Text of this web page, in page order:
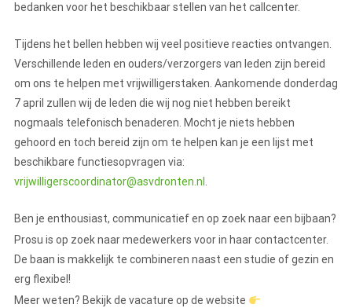
bedanken voor het beschikbaar stellen van het callcenter.
Tijdens het bellen hebben wij veel positieve reacties ontvangen.
Verschillende leden en ouders/verzorgers van leden zijn bereid
om ons te helpen met vrijwilligerstaken. Aankomende donderdag
7 april zullen wij de leden die wij nog niet hebben bereikt
nogmaals telefonisch benaderen. Mocht je niets hebben
gehoord en toch bereid zijn om te helpen kan je een lijst met
beschikbare functiesopvragen via:
vrijwilligerscoordinator@asvdronten.nl .
Ben je enthousiast, communicatief en op zoek naar een bijbaan?
Prosu is op zoek naar medewerkers voor in haar contactcenter.
De baan is makkelijk te combineren naast een studie of gezin en
erg flexibel!
Meer weten? Bekijk de vacature op de website